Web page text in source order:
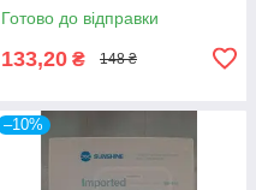
Готово до відправки
133,20 ₴ 148 ₴
–10%